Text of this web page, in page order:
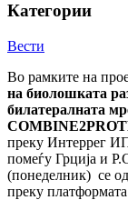
Категории
Вести
Во рамките на
на биолошката
билатералнaта
преку Интеррег
помеѓу Грција и
(понеделник) се
преку